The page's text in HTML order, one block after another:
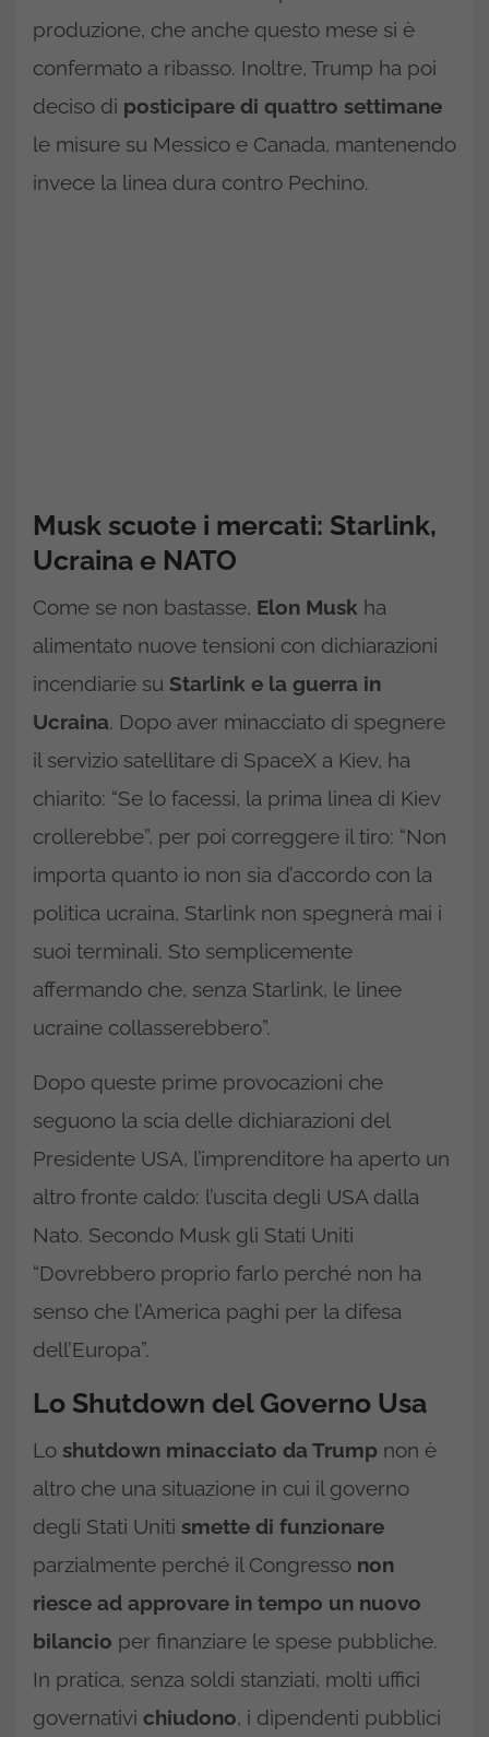
produzione, che anche questo mese si è
confermato a ribasso. Inoltre, Trump ha poi
deciso di posticipare di quattro settimane
le misure su Messico e Canada, mantenendo
invece la linea dura contro Pechino.
Musk scuote i mercati: Starlink,
Ucraina e NATO
Come se non bastasse, Elon Musk ha
alimentato nuove tensioni con dichiarazioni
incendiarie su Starlink e la guerra in
Ucraina. Dopo aver minacciato di spegnere
il servizio satellitare di SpaceX a Kiev, ha
chiarito: “Se lo facessi, la prima linea di Kiev
crollerebbe”, per poi correggere il tiro: “Non
importa quanto io non sia d’accordo con la
politica ucraina, Starlink non spegnerà mai i
suoi terminali. Sto semplicemente
affermando che, senza Starlink, le linee
ucraine collasserebbero”.
Dopo queste prime provocazioni che
seguono la scia delle dichiarazioni del
Presidente USA, l’imprenditore ha aperto un
altro fronte caldo: l’uscita degli USA dalla
Nato. Secondo Musk gli Stati Uniti
“Dovrebbero proprio farlo perché non ha
senso che l’America paghi per la difesa
dell’Europa”.
Lo Shutdown del Governo Usa
Lo shutdown minacciato da Trump non è
altro che una situazione in cui il governo
degli Stati Uniti smette di funzionare
parzialmente perché il Congresso non
riesce ad approvare in tempo un nuovo
bilancio per finanziare le spese pubbliche.
In pratica, senza soldi stanziati, molti uffici
governativi chiudono, i dipendenti pubblici